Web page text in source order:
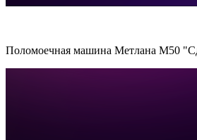
Поломоечная машина Метлана М50